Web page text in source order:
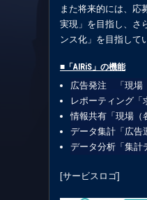
また将来的には、応
実現」を目指し、さ
ンス化」を目指して
■「AIRiS」の機能
広告発注 「現場
レポーティング「
情報共有「現場（
データ集計「広告
データ分析「集計
[サービスロゴ]